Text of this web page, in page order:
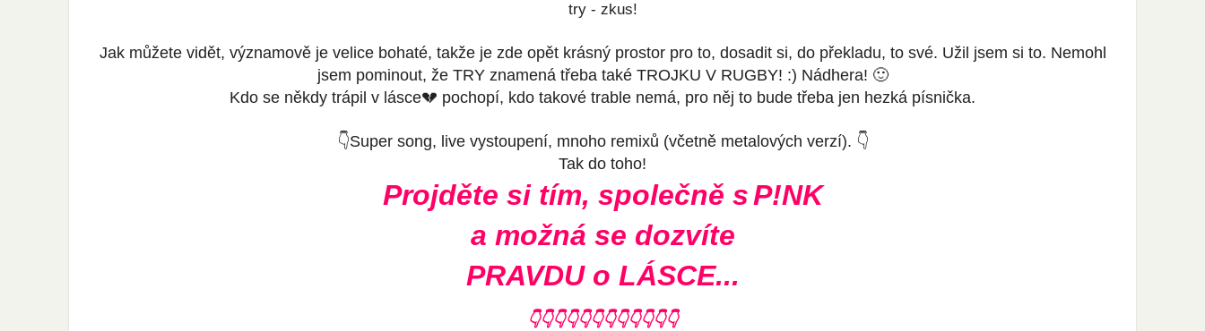
try- zkus!
Jak můžete vidět, významově je velice bohaté, takže je zde opět krásný prostor pro to, dosadit si, do překladu, to své. Užil jsem si to. Nemohl
jsem pominout, že TRY znamená třeba také TROJKU V RUGBY! :) Nádhera! 🙂
Kdo se někdy trápil v lásce💔 pochopí, kdo takové trable nemá, pro něj to bude třeba jen hezká písnička.
👇Super song, live vystoupení, mnoho remixů (včetně metalových verzí). 👇
Tak do toho!
Projděte si tím, společně sP!NK
a možná se dozvíte
PRAVDU o LÁSCE...
👇👇👇👇👇👇👇👇👇👇👇👇